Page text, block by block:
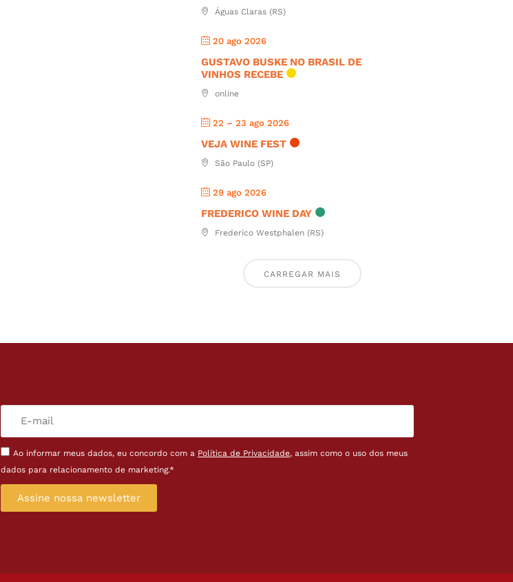
Águas Claras (RS)
20 ago 2026
GUSTAVO BUSKE NO BRASIL DE
VINHOS RECEBE
online
22 – 23 ago 2026
VEJA WINE FEST
São Paulo (SP)
29 ago 2026
FREDERICO WINE DAY
Frederico Westphalen (RS)
CARREGAR MAIS
Ao informar meus dados, eu concordo com a Política de Privacidade, assim como o uso dos meus
dados para relacionamento de marketing.*
Assine nossa newsletter